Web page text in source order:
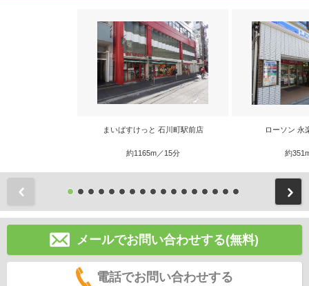
まいばすけっと 石川町駅前店
約1165m／15分
ローソン 永
約
メールでお問い合わせする(無料)
電話でお問い合わせする